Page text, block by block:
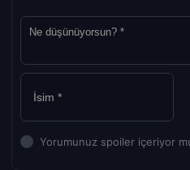
Yorumunuz spoiler içeriyor